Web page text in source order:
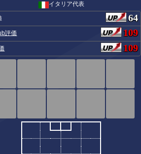
イタリア代表
64
評価 109
109